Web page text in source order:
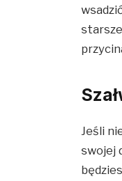
Jeśli
swojej